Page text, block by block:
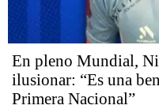
En pleno Mundial,
ilusionar: “Es una
Primera Nacional”